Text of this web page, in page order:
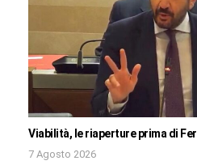
Viabilità, le riaperture prima di
7 Agosto 2026